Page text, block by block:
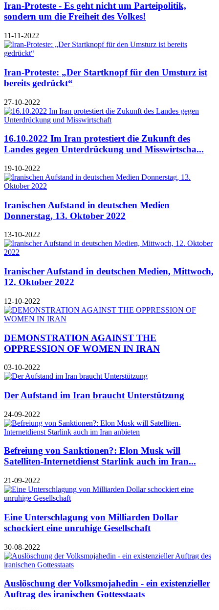
Iran-Proteste - Es geht nicht um Parteipolitik,
sondern um die Freiheit des Volkes!
11-11-2022
Iran-Proteste: „Der Startknopf für den Umsturz ist
bereits gedrückt“
27-10-2022
16.10.2022 Im Iran protestiert die Zukunft des
Landes gegen Unterdrückung und Misswirtscha...
19-10-2022
Iranischen Aufstand in deutschen Medien
Donnerstag, 13. Oktober 2022
13-10-2022
Iranischer Aufstand in deutschen Medien, Mittwoch,
12. Oktober 2022
12-10-2022
DEMONSTRATION AGAINST THE
OPPRESSION OF WOMEN IN IRAN
03-10-2022
Der Aufstand im Iran braucht Unterstützung
24-09-2022
Befreiung von Sanktionen?: Elon Musk will
Satelliten-Internetdienst Starlink auch im Iran...
21-09-2022
Eine Unterschlagung von Milliarden Dollar
schockiert eine unruhige Gesellschaft
30-08-2022
Auslöschung der Volksmojahedin - ein existenzieller
Auftrag des iranischen Gottesstaats